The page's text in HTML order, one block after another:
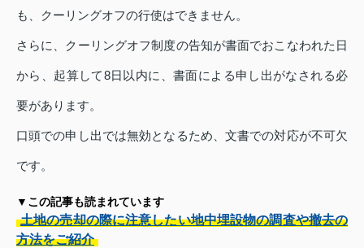
も、クーリングオフの行使はできません。
さらに、クーリングオフ制度の告知が書面でおこなわれた日
から、起算して8日以内に、書面による申し出がなされる必
要があります。
口頭での申し出では無効となるため、文書での対応が不可欠
です。
▼この記事も読まれています
土地の売却の際に注意したい地中埋設物の調査や撤去の
方法をご紹介